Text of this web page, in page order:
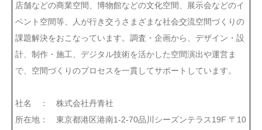
店舗などの商業空間、博物館などの文化空間、展示会などのイ
ベント空間等、人が行き交うさまざまな社会交流空間づくりの
課題解決をおこなっています。調査・企画から、デザイン・設
計、制作・施工、デジタル技術を活かした空間演出や運営ま
で、空間づくりのプロセスを一貫してサポートしています。
社名 ： 株式会社丹青社
所在地： 東京都港区港南1-2-70品川シーズンテラス19F 〒10